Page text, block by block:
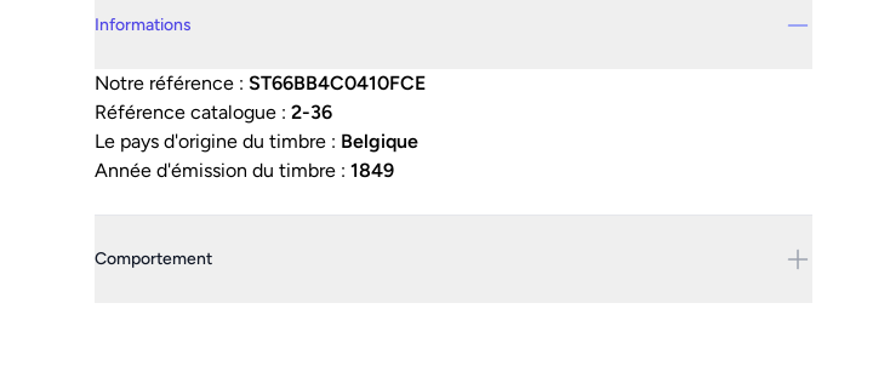
Informations
Notre référence : ST66BB4C0410FCE
Référence catalogue : 2-36
Le pays d'origine du timbre : Belgique
Année d'émission du timbre : 1849
Comportement